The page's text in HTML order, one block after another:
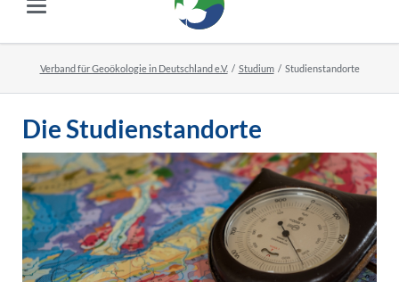
Verband für Geoökologie in Deutschland e.V. Studium Studienstandorte
Die Studienstandorte